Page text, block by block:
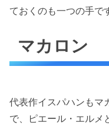
ておくのも一つの手で
マカロン
代表作イスパハンもマ
で、ピエール・エルメ